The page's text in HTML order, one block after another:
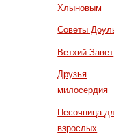
Хлыновым
Советы
Ветхий Завет
Друзья
милосердия
Песочница
взрослых